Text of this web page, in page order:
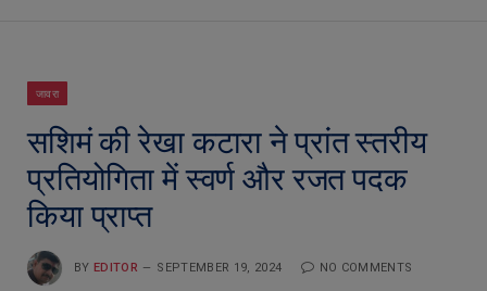
जावरा
सशिमं की रेखा कटारा ने प्रांत स्तरीय
प्रतियोगिता में स्वर्ण और रजत पदक
किया प्राप्त
BY EDITOR SEPTEMBER 19, 2024 NO COMMENTS